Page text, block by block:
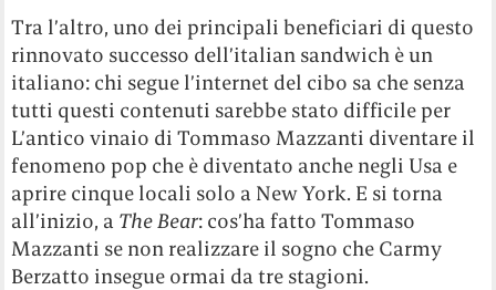
Tra l’altro, uno dei principali beneficiari di questo
rinnovato successo dell’italian sandwich è un
italiano: chi segue l’internet del cibo sa che senza
tutti questi contenuti sarebbe stato difficile per
L’antico vinaio di Tommaso Mazzanti diventare il
fenomeno pop che è diventato anche negli Usa e
aprire cinque locali solo a New York. E si torna
all’inizio, a The Bear: cos’ha fatto Tommaso
Mazzanti se non realizzare il sogno che Carmy
Berzatto insegue ormai da tre stagioni.